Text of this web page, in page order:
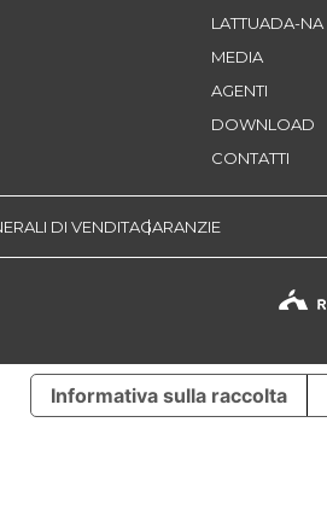
LATTUADA-NA
MEDIA
AGENTI
DOWNLOAD
CONTATTI
DI VENDITAGARANZIE
Informativa sulla raccolta